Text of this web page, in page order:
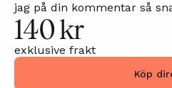
jag på din kommentar så
140 kr
exklusive frakt
Köp